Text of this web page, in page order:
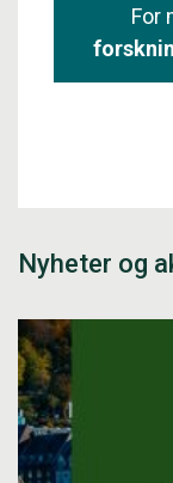
For
Nyheter og